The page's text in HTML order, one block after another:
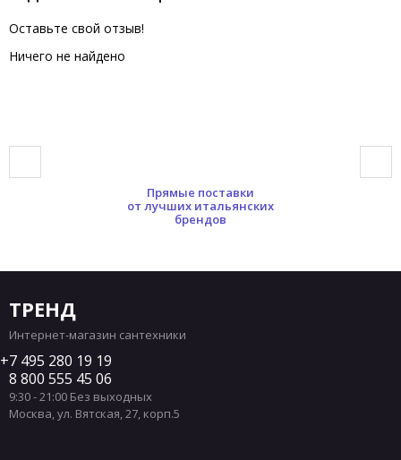
Оставьте свой отзыв!
Ничего не найдено
Прямые поставки
от лучших итальянских
брендов
ТРЕНД
Интернет-магазин сантехники
7 495 280 19 19
8 800 555 45 06
9:30 - 21:00 Без выходных
Москва,ул. Вятская, 27, корп.5